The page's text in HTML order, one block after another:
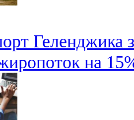
Геленджика
на